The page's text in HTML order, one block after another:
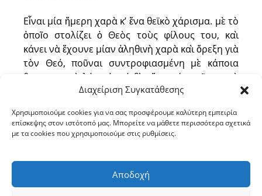
Διαχείριση Συγκατάθεσης
Χρησιμοποιούμε cookies για να σας προσφέρουμε καλύτερη εμπειρία
επίσκεψης στον ιστότοπό μας. Μπορείτε να μάθετε περισσότερα σχετικά
με τα cookies που χρησιμοποιούμε στις ρυθμίσεις.
Αποδοχή
Εἶναι μία ἥμερη χαρὰ κ’ ἕνα θεϊκὸ χάρισμα. μὲ τὸ
ὁποῖο στολίζει ὁ Θεὸς τοὺς φίλους του, καὶ
κάνει νὰ ἔχουνε μίαν ἀληθιvὴ χαρὰ καὶ ὄρεξη γιὰ
τὸν Θεό, ποῦναι συντροφιασμένη μὲ κάποια
θεραπευτικὴ λύπη ὁπού δὲν ἔχει μέσα τῆς καμιὰ
σαρκικὴ ἀγάπη, παρὰ μονάχα μία παρηγοριὰ
Θεὸς κρυφὰ ἐκείνους ποὺ συντρίβουνε μὲ πόνο
καὶ μὲ ταπείνωση τὴν καρδιά τους».
Ἄμποτε νὰ τὴν ἀξιωθοῦμε κ’ ἐμεῖς, μὲ τὴ χάρη
τῆς Παναγίας ποὺ γιορτάζουμε σήμερα. Ἀμήν.